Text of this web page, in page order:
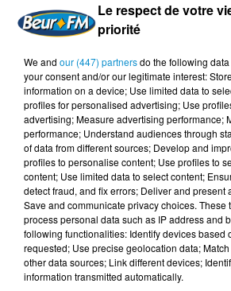
DERNIERS PODCASTS
24 juillet 2026
Les Zinformés -
Le respect de votre
priorité
We and our (447) partnersdo the following
your consent and/or our legitimate interest:
information on a device; Use limited data to
profiles for personalised advertising; Use
advertising; Measure advertising performance;
performance; Understand audiences through
of data from different sources; Develop and
profiles to personalise content; Use profiles to
content; Use limited data to select content;
detect fraud, and fix errors; Deliver and present
Save and communicate privacy choices. These
process personal data such as IP address and
following functionalities: Identify devices based
requested; Use precise geolocation data;
other data sources; Link different devices;
information transmitted automatically.